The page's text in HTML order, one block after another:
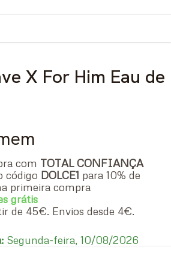
X For Him Eau de
com TOTAL CONFIANÇA
código DOLCE1 para 10% de
primeira compra
grátis
de 45€. Envios desde 4€.
Segunda-feira, 10/08/2026